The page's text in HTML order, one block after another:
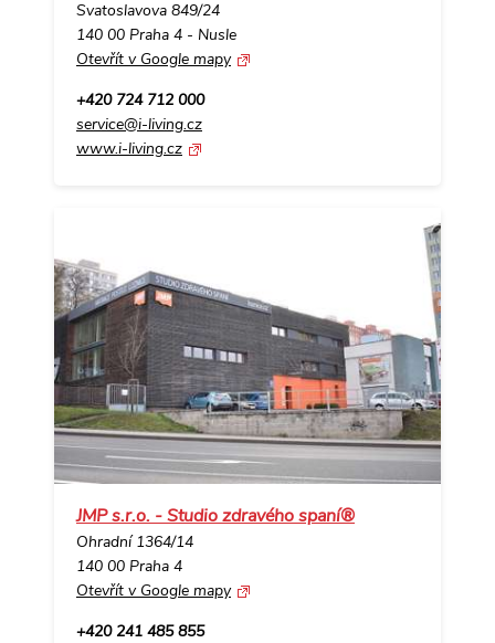
Svatoslavova 849/24
140 00 Praha 4 - Nusle
Otevřít v Google mapy
+420 724 712 000
service@i-living.cz
www.i-living.cz
JMP s.r.o. - Studio zdravého spaní®
Ohradní 1364/14
140 00 Praha 4
Otevřít v Google mapy
+420 241 485 855